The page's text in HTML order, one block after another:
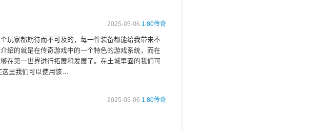
2025-05-06 1.80传奇
玩家都期待而不可及的，每一件装备都能给我带来不
绍的就是在传奇游戏中的一个特色的游戏系统，而在
在第一世界进行拓展和发展了。在土城里面的我们可
这里我们可以使用该…
2025-05-06 1.80传奇